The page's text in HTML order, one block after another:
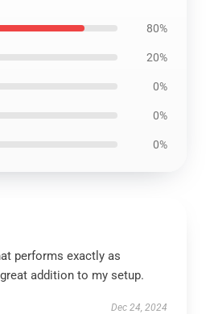
80%
20%
0%
0%
0%
performs exactly as
addition to my setup.
Dec 24, 2024